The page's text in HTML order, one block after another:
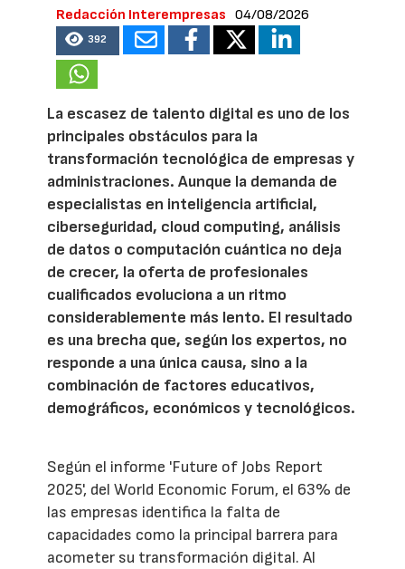
Redacción Interempresas 04/08/2026
392
La escasez de talento digital es uno de los
principales obstáculos para la
transformación tecnológica de empresas y
administraciones. Aunque la demanda de
especialistas en inteligencia artificial,
ciberseguridad, cloud computing, análisis
de datos o computación cuántica no deja
de crecer, la oferta de profesionales
cualificados evoluciona a un ritmo
considerablemente más lento. El resultado
es una brecha que, según los expertos, no
responde a una única causa, sino a la
combinación de factores educativos,
demográficos, económicos y tecnológicos.
Según el informe 'Future of Jobs Report
2025', del World Economic Forum, el 63% de
las empresas identifica la falta de
capacidades como la principal barrera para
acometer su transformación digital. Al